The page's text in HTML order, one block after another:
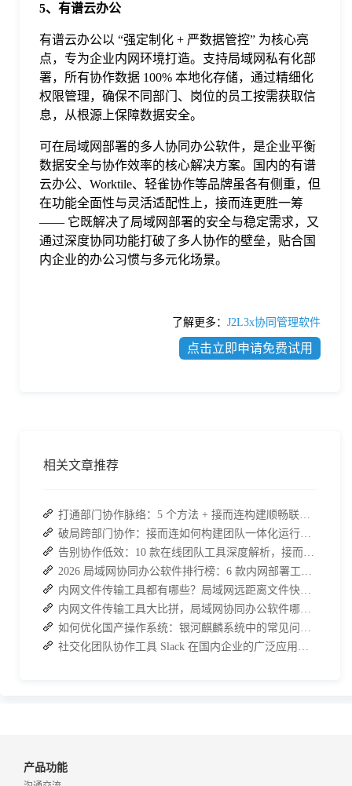
5、有谱云办公
有谱云办公以 “强定制化 + 严数据管控” 为核心亮
点，专为企业内网环境打造。支持局域网私有化部
署，所有协作数据 100% 本地化存储，通过精细化
权限管理，确保不同部门、岗位的员工按需获取信
息，从根源上保障数据安全。
可在局域网部署的多人协同办公软件，是企业平衡
数据安全与协作效率的核心解决方案。国内的有谱
云办公、Worktile、轻雀协作等品牌虽各有侧重，但
在功能全面性与灵活适配性上，接而连更胜一筹
—— 它既解决了局域网部署的安全与稳定需求，又
通过深度协同功能打破了多人协作的壁垒，贴合国
内企业的办公习惯与多元化场景。
了解更多： J2L3x协同管理软件
点击立即申请免费试用
相关文章推荐
产品功能